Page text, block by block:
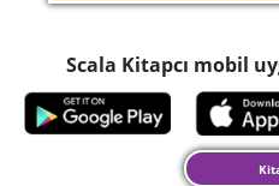
Scala Kitapcı mobil